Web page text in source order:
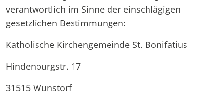
verantwortlich im Sinne der einschlägigen
gesetzlichen Bestimmungen:
Katholische Kirchengemeinde St. Bonifatius
Hindenburgstr. 17
31515 Wunstorf